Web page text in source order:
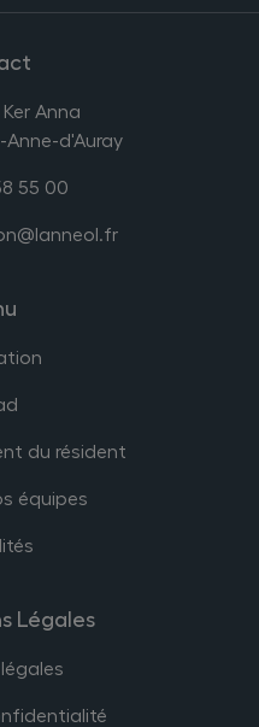
Anna
d'Auray
55 00
du résident
équipes
Légales